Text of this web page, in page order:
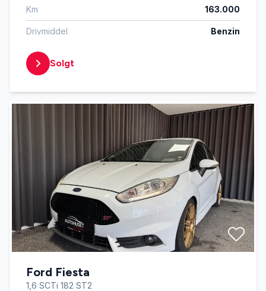
Km 163.000
Drivmiddel Benzin
Solgt
Ford Fiesta
1,6 SCTi 182 ST2